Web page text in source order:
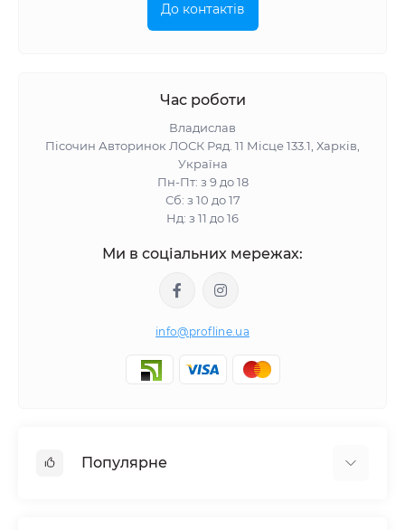
До контактів
Час роботи
Владислав
Пісочин Авторинок ЛОСК Ряд. 11 Місце 133.1, Харків,
Україна
Пн-Пт: з 9 до 18
Сб: з 10 до 17
Нд: з 11 до 16
Ми в соціальних мережах:
info@profline.ua
Популярне